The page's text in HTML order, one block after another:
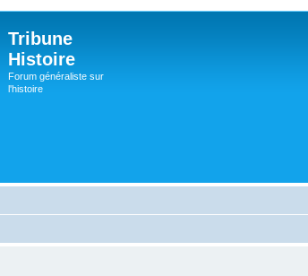
Tribune
Histoire
Forum généraliste sur
l'histoire